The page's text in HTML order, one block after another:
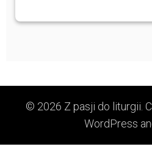
© 2026 Z pasji do liturgii.
WordPress